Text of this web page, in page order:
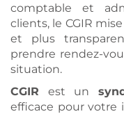
comptable et
clients, le CGIR
et plus
prendre rendez-
situation.
CGIR est un
efficace pour votre